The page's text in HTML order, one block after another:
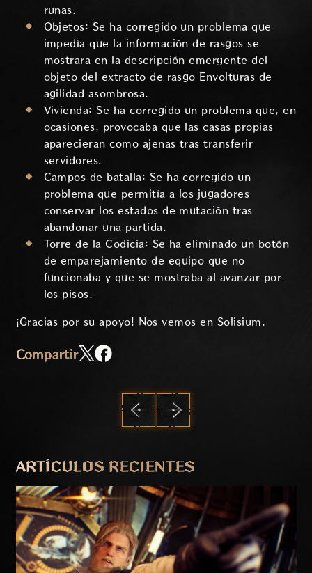
runas.
Objetos: Se ha corregido un problema que
impedía que la información de rasgos se
mostrara en la descripción emergente del
objeto del extracto de rasgo Envolturas de
agilidad asombrosa.
Vivienda: Se ha corregido un problema que, en
ocasiones, provocaba que las casas propias
aparecieran como ajenas tras transferir
servidores.
Campos de batalla: Se ha corregido un
problema que permitía a los jugadores
conservar los estados de mutación tras
abandonar una partida.
Torre de la Codicia: Se ha eliminado un botón
de emparejamiento de equipo que no
funcionaba y que se mostraba al avanzar por
los pisos.
¡Gracias por su apoyo! Nos vemos en Solisium.
Compartir
ARTÍCULOS RECIENTES